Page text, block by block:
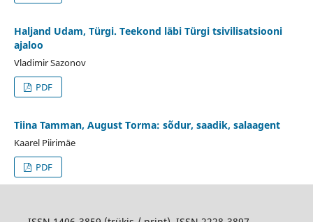
Haljand Udam, Türgi. Teekond läbi Türgi tsivilisatsiooni
ajaloo
Vladimir Sazonov
PDF
Tiina Tamman, August Torma: sõdur, saadik, salaagent
Kaarel Piirimäe
PDF